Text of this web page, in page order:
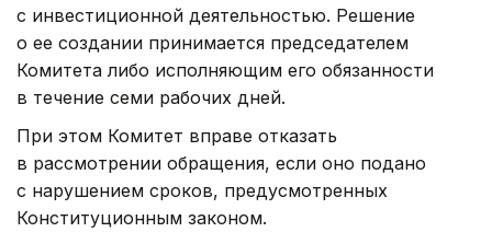
с инвестиционной деятельностью. Решение
о ее создании принимается председателем
Комитета либо исполняющим его обязанности
в течение семи рабочих дней.
При этом Комитет вправе отказать
в рассмотрении обращения, если оно подано
с нарушением сроков, предусмотренных
Конституционным законом.